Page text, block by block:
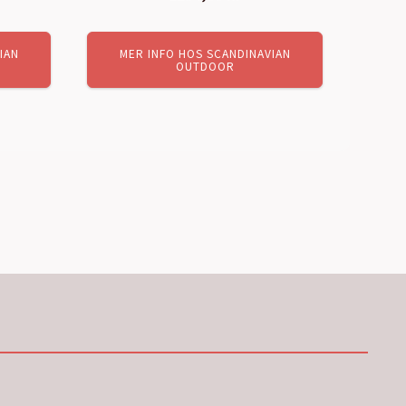
MER INFO HOS SCANDINAVIAN
OUTDOOR